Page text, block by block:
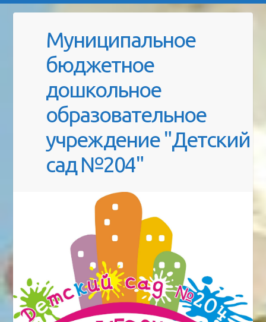
Муниципальное
бюджетное
дошкольное
образовательное
учреждение "Детский
сад №204"